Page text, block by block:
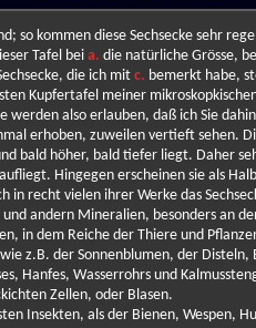
so kommen diese Sechsecke sehr
Tafel bei a. die natürliche Grösse,
die ich mit c. bemerkt habe,
Kupfertafel meiner
werden also erlauben, daß ich Sie
erhoben, zuweilen vertieft
bald höher, bald tiefer liegt. Daher
Hingegen erscheinen sie als
in recht vielen ihrer Werke das
andern Mineralien, besonders an
in dem Reiche der Thiere und
z.B. der Sonnenblumen, der
Hanfes, Wasserrohrs und
Zellen, oder Blasen.
Insekten, als der Bienen, Wespen,